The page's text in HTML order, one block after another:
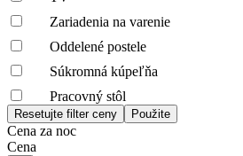
Zariadenia na varenie
Oddelené postele
Súkromná kúpeľňa
Pracovný stôl
Cena za noc
Cena